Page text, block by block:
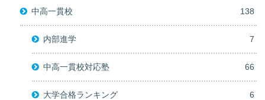
中高一貫校 138
内部進学 7
中高一貫校対応塾 66
大学合格ランキング 6